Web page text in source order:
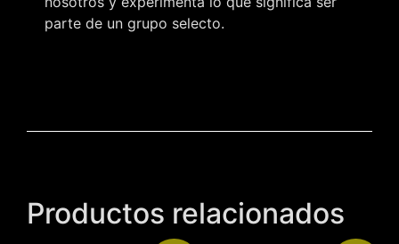
parte de un grupo selecto.
Productos relacionados